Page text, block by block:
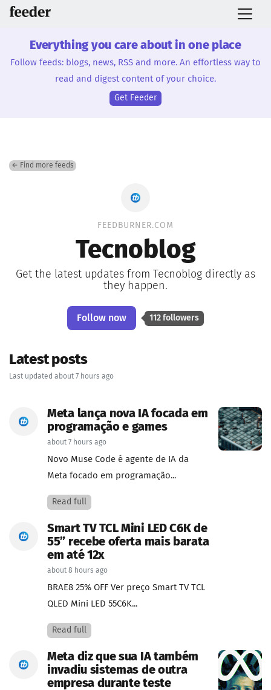
Everything you care about in one place
Follow feeds: blogs, news, RSS and more. An effortless way to
read and digest content of your choice.
Get Feeder
← Find more feeds
FEEDBURNER.COM
Tecnoblog
Get the latest updates from Tecnoblog directly as
they happen.
Follow now 112 followers
Latest posts
Last updated about 7 hours ago
Meta lança nova IA focada em
programação e games
about 7 hours ago
Novo Muse Code é agente de IA da
Meta focado em programação...
Read full
Smart TV TCL Mini LED C6K de
55” recebe oferta mais barata
em até 12x
about 8 hours ago
BRAE8 25% OFF Ver preço Smart TV TCL
QLED Mini LED 55C6K...
Read full
Meta diz que sua IA também
invadiu sistemas de outra
empresa durante teste